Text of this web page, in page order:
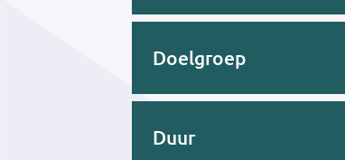
Doelgroep
Duur